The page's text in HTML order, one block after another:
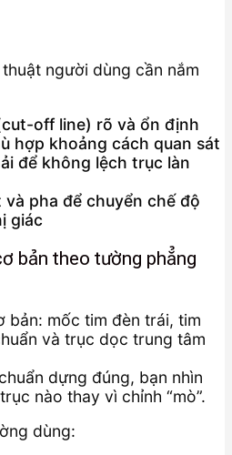
người dùng cần nắm
off line) rõ và ổn định
hợp khoảng cách quan sát
để không lệch trục làn
pha để chuyển chế độ
giác
bản theo tường phẳng
bản: mốc tim đèn trái, tim
và trục dọc trung tâm
dựng đúng, bạn nhìn
nào thay vì chỉnh “mò”.
dùng: